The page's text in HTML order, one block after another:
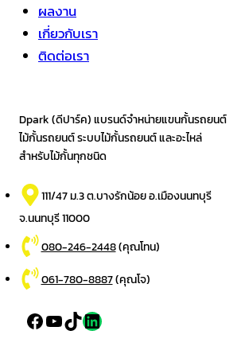
ผลงาน
เกี่ยวกับเรา
ติดต่อเรา
Dpark (ดีปาร์ค) แบรนด์จำหน่ายแขนกั้นรถยนต์
ไม้กั้นรถยนต์ ระบบไม้กั้นรถยนต์ และอะไหล่
สำหรับไม้กั้นทุกชนิด
111/47 ม.3 ต.บางรักน้อย อ.เมืองนนทบุรี
จ.นนทบุรี 11000
080-246-2448(คุณโทน)
061-780-8887(คุณโจ)
Facebook
YouTube
TikTok
LinkedIn